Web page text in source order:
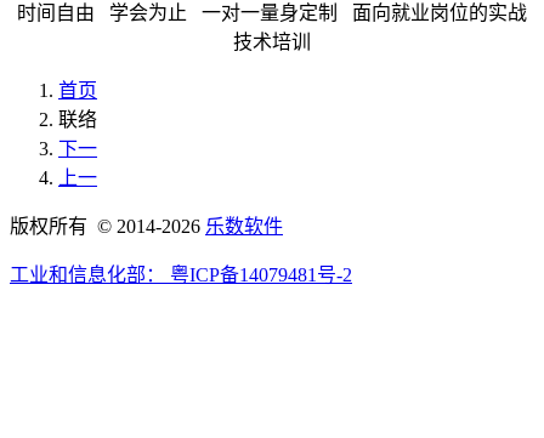
时间自由 学会为止 一对一量身定制 面向就业岗位的实战
技术培训
首页
联络
下一
上一
版权所有 © 2014-2026 乐数软件
工业和信息化部： 粤ICP备14079481号-2